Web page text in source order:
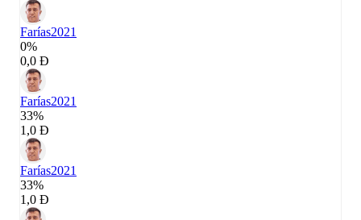
Farías2021
0%
0,0 Đ
Farías2021
33%
1,0 Đ
Farías2021
33%
1,0 Đ